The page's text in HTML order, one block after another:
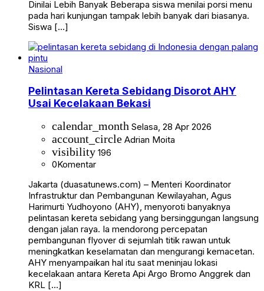
Dinilai Lebih Banyak Beberapa siswa menilai porsi menu
pada hari kunjungan tampak lebih banyak dari biasanya.
Siswa […]
Nasional
Pelintasan Kereta Sebidang Disorot AHY
Usai Kecelakaan Bekasi
calendar_month Selasa, 28 Apr 2026
account_circle Adrian Moita
visibility 196
0Komentar
Jakarta (duasatunews.com) – Menteri Koordinator
Infrastruktur dan Pembangunan Kewilayahan, Agus
Harimurti Yudhoyono (AHY), menyoroti banyaknya
pelintasan kereta sebidang yang bersinggungan langsung
dengan jalan raya. Ia mendorong percepatan
pembangunan flyover di sejumlah titik rawan untuk
meningkatkan keselamatan dan mengurangi kemacetan.
AHY menyampaikan hal itu saat meninjau lokasi
kecelakaan antara Kereta Api Argo Bromo Anggrek dan
KRL […]